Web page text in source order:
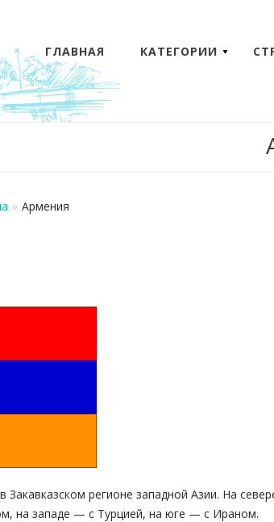
ГЛАВНАЯ КАТЕГОРИИ
» Армения
Закавказском регионе западной Азии. На
на западе — с Турцией, на юге — с Ираном.